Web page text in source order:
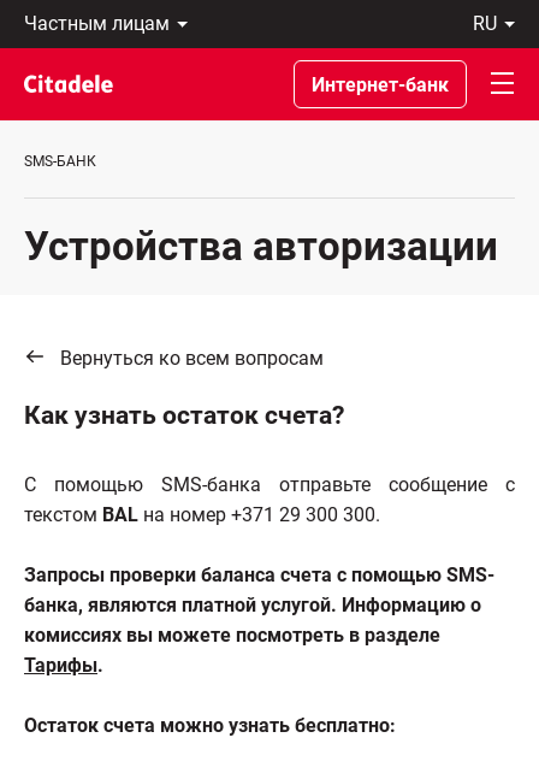
Частным
лицам
Предприятиям
Private
Banking
банке
ru
Latviski
По-
русски
In
Интернет-банк
SMS-БАНК
Устройства авторизации
Вернуться ко всем вопросам
Как узнать остаток счета?
С помощью SMS-банка отправьте сообщение с
текстом BAL на номер +371 29 300 300.
Запросы проверки баланса счета с помощью SMS-
банка, являются платной услугой. Информацию о
комиссиях вы можете посмотреть в разделе
Тарифы.
Остаток счета можно узнать бесплатно: